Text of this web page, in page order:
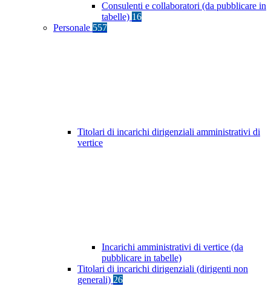
Consulenti e collaboratori (da pubblicare in
tabelle) 16
Personale 557
Titolari di incarichi dirigenziali amministrativi di
vertice
Incarichi amministrativi di vertice (da
pubblicare in tabelle)
Titolari di incarichi dirigenziali (dirigenti non
generali) 26